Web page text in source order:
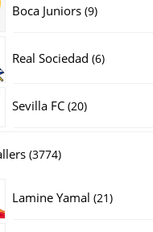
Boca Juniors 99
Real Sociedad 66
Sevilla FC 2020
37743774
Lamine Yamal 2121